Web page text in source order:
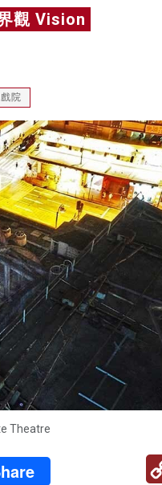
觀 Vision
院
Theatre